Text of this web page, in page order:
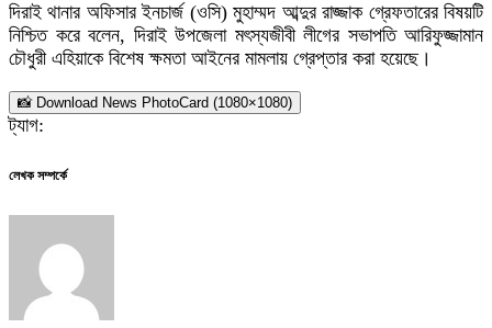
দিরাই থানার অফিসার ইনচার্জ (ওসি) মুহাম্মদ আব্দুর রাজ্জাক গ্রেফতারের বিষয়টি
নিশ্চিত করে বলেন, দিরাই উপজেলা মৎস্যজীবী লীগের সভাপতি আরিফুজ্জামান
চৌধুরী এহিয়াকে বিশেষ ক্ষমতা আইনের মামলায় গ্রেপ্তার করা হয়েছে।
📸 Download News PhotoCard (1080×1080)
ট্যাগ:
লেখক সম্পর্কে